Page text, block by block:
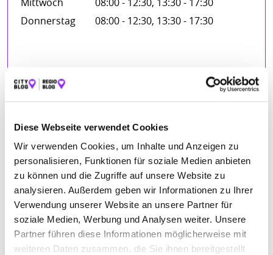
Diese Webseite verwendet Cookies
Wir verwenden Cookies, um Inhalte und Anzeigen zu
personalisieren, Funktionen für soziale Medien anbieten
zu können und die Zugriffe auf unsere Website zu
analysieren. Außerdem geben wir Informationen zu Ihrer
Verwendung unserer Website an unsere Partner für
soziale Medien, Werbung und Analysen weiter. Unsere
Partner führen diese Informationen möglicherweise mit
weiteren Daten zusammen, die Sie ihnen bereitgestellt
Donnerstag
08:00 - 12:30, 13:30 - 17:30
FIRMENBESCHREIBUNG
Brauchen Sie eine individuelle Beratung? Haben Sie Fragen –
Information? Dann nehmen Sie Kontakt zu uns auf! Wir
beraten und informieren Sie fachkompetent und umfassend.
Selbstverständlich können Sie auch einen unverbindlichen
Beratungstermin mit uns vereinbaren.
BILDER